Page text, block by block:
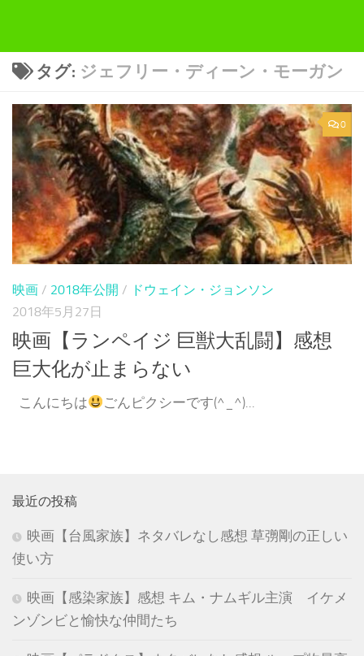
タグ: ジェフリー・ディーン・モーガン
0
映画 / 2018年公開 / ドウェイン・ジョンソン
2018年5月27日
映画【ランペイジ 巨獣大乱闘】感想
巨大化が止まらない
こんにちは ごんピクシーです(^_^)...
最近の投稿
映画【台風家族】ネタバレなし感想 草彅剛の正しい
使い方
映画【感染家族】感想 キム・ナムギル主演 イケメ
ンゾンビと愉快な仲間たち